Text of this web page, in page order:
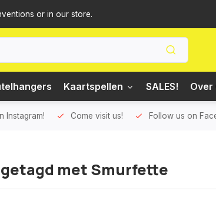
or in our store.
Kaartspellen SALES! Over
Instagram! Come visit us! Follow us on
met Smurfette